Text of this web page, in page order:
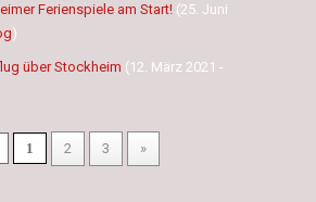
Ferienspiele am Start! (25. Juni
)
über Stockheim (12. März 2021 -
1 2 3 »